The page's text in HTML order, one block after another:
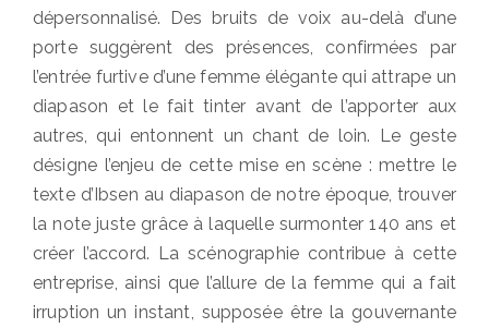
dépersonnalisé. Des bruits de voix au-delà d’une
porte suggèrent des présences, confirmées par
l’entrée furtive d’une femme élégante qui attrape un
diapason et le fait tinter avant de l’apporter aux
autres, qui entonnent un chant de loin. Le geste
désigne l’enjeu de cette mise en scène : mettre le
texte d’Ibsen au diapason de notre époque, trouver
la note juste grâce à laquelle surmonter 140 ans et
créer l’accord. La scénographie contribue à cette
entreprise, ainsi que l’allure de la femme qui a fait
irruption un instant, supposée être la gouvernante